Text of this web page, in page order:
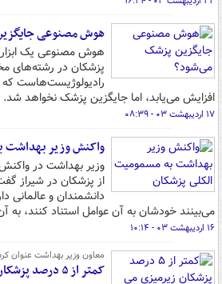
هوش مصنوعی
هوش مصنوعی یک
پزشکان در
رادیولوژیست‌هاست
افزایش می‌یابد، اما جایگزین پزشک نخواهد شد.
۱۷ اردیبهشت ۰۳ - ۰۸:۳۹
واکنش وزیر بهداشت
وزیر بهداشت در
از پزشکان در شیراز
دانشمندان و عالمانی
می‌بینند خودشان به آن عوامل استناد کنند،
۱۶ اردیبهشت ۰۳ - ۱۰:۱۴
معاون وزیر بهداشت عنوان
کمتر از ۵ درصد پزشکان زیرمیزی می گیرند